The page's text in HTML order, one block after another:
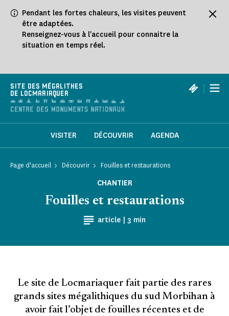
Pendant les fortes chaleurs, les visites peuvent
être adaptées.
Renseignez-vous à l'accueil pour connaitre la
situation en temps réel.
SITE DES MÉGALITHES
DE LOCMARIAQUER
|
VISITER DÉCOUVRIR AGENDA
Page d'accueil Découvrir Fouilles et restaurations
CHANTIER
article | Temps de Lecture
3 min
Fouilles et restaurations
Le site de Locmariaquer fait partie des rares
grands sites mégalithiques du sud Morbihan à
avoir fait l’objet de fouilles récentes et de